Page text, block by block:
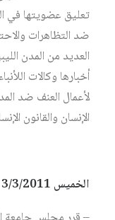
تعليق عضويتها في
ضد التظاهرات
العديد من المدن
أخبارها وكالات
لأعمال العنف ضد
الإنسان والقانون
الخميس 3/3/2011